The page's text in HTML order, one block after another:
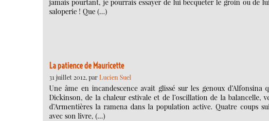
jamais pourtant, je pourrais essayer de lui becqueter le groin ou de
saloperie ! Que (…)
La patience de Mauricette
31 juillet 2012, parLucien Suel
Une âme en incandescence avait glissé sur les genoux d’Alfonsina
Dickinson, de la chaleur estivale et de l’oscillation de la balancelle,
d’Armentières la ramena dans la population active. Quatre coups
avec son livre, (…)